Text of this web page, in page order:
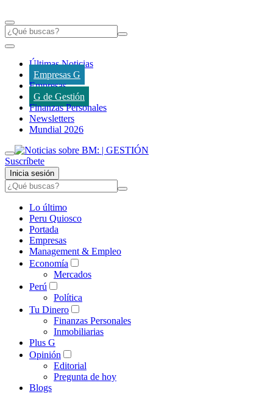
Últimas Noticias
Empresas G
Empresas
G de Gestión
Finanzas Personales
Newsletters
Mundial 2026
Suscríbete
Inicia sesión
Lo último
Peru Quiosco
Portada
Empresas
Management & Empleo
Economía
Mercados
Perú
Política
Tu Dinero
Finanzas Personales
Inmobiliarias
Plus G
Opinión
Editorial
Pregunta de hoy
Blogs